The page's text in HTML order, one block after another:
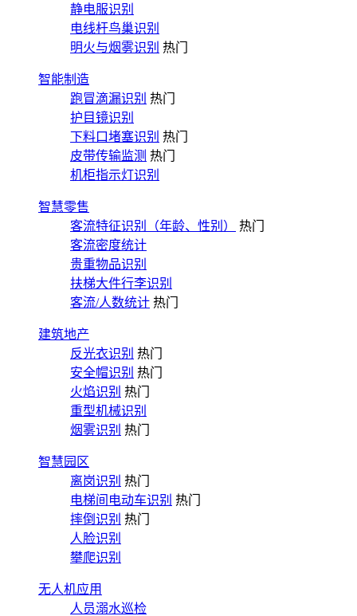
静电服识别
电线杆鸟巢识别
明火与烟雾识别 热门
智能制造
跑冒滴漏识别 热门
护目镜识别
下料口堵塞识别 热门
皮带传输监测 热门
机柜指示灯识别
智慧零售
客流特征识别（年龄、性别）
热门
客流密度统计
贵重物品识别
扶梯大件行李识别
客流/人数统计 热门
建筑地产
反光衣识别 热门
安全帽识别 热门
火焰识别 热门
重型机械识别
烟雾识别 热门
智慧园区
离岗识别 热门
电梯间电动车识别 热门
摔倒识别 热门
人脸识别
攀爬识别
无人机应用
人员溺水巡检